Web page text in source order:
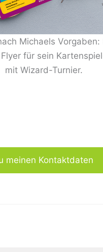
Michaels Vorgaben:
für sein
mit Wizard-Turnier.
meinen Kontaktdaten